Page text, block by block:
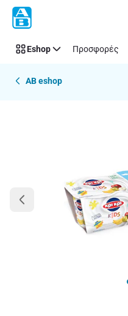
Παράλειψη
Eshop Προσφορές
AB eshop